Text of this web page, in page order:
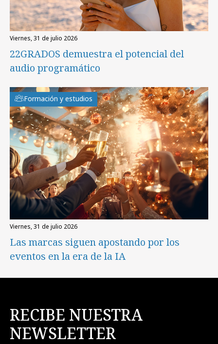
viernes, 31 de julio 2026
22GRADOS demuestra el potencial del
audio programático
Formación y estudios
viernes, 31 de julio 2026
Las marcas siguen apostando por los
eventos en la era de la IA
RECIBE NUESTRA
NEWSLETTER